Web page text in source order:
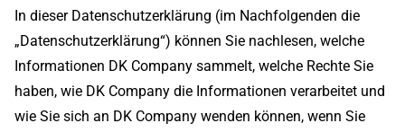
In dieser Datenschutzerklärung (im Nachfolgenden die
„Datenschutzerklärung“) können Sie nachlesen, welche
Informationen DK Company sammelt, welche Rechte Sie
haben, wie DK Company die Informationen verarbeitet und
wie Sie sich an DK Company wenden können, wenn Sie